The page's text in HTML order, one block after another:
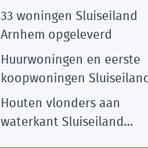
33 woningen Sluiseiland
Arnhem opgeleverd
Huurwoningen en eerste
koopwoningen
Arnhem opgeleverd
Houten vlonders aan
waterkant Sluiseiland